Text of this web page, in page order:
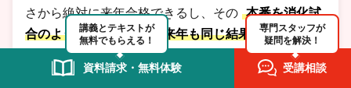
さから絶対に来年合格できるし、その 本番を消化試
合のように受験する人は来年も同じ結果になると信じ
て私は本番に120%の力を出し切り合格できたと思い
ます。
講義とテキストが
無料でもらえる！
資料請求・無料体験
専門スタッフが
疑問を解決！
受講相談